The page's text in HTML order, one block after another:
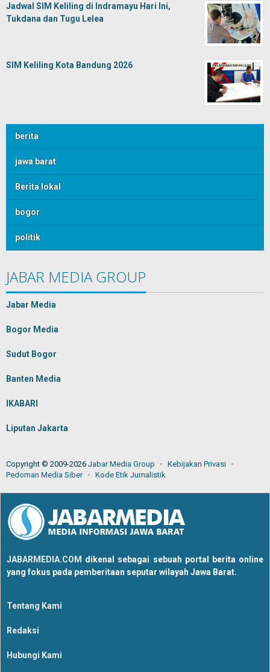
Jadwal SIM Keliling di Indramayu Hari Ini,
Tukdana dan Tugu Lelea
SIM Keliling Kota Bandung 2026
berita
jawa barat
Berita lokal
bogor
politik
JABAR MEDIA GROUP
Jabar Media
Bogor Media
Sudut Bogor
Banten Media
IKABARI
Liputan Jakarta
Copyright © 2009-2026 Jabar Media Group
Kebijakan Privasi
Pedoman Media Siber
Kode Etik Jurnalistik
JABARMEDIA.COM dikenal sebagai sebuah portal berita online
yang fokus pada pemberitaan seputar wilayah Jawa Barat.
Tentang Kami
Redaksi
Hubungi Kami